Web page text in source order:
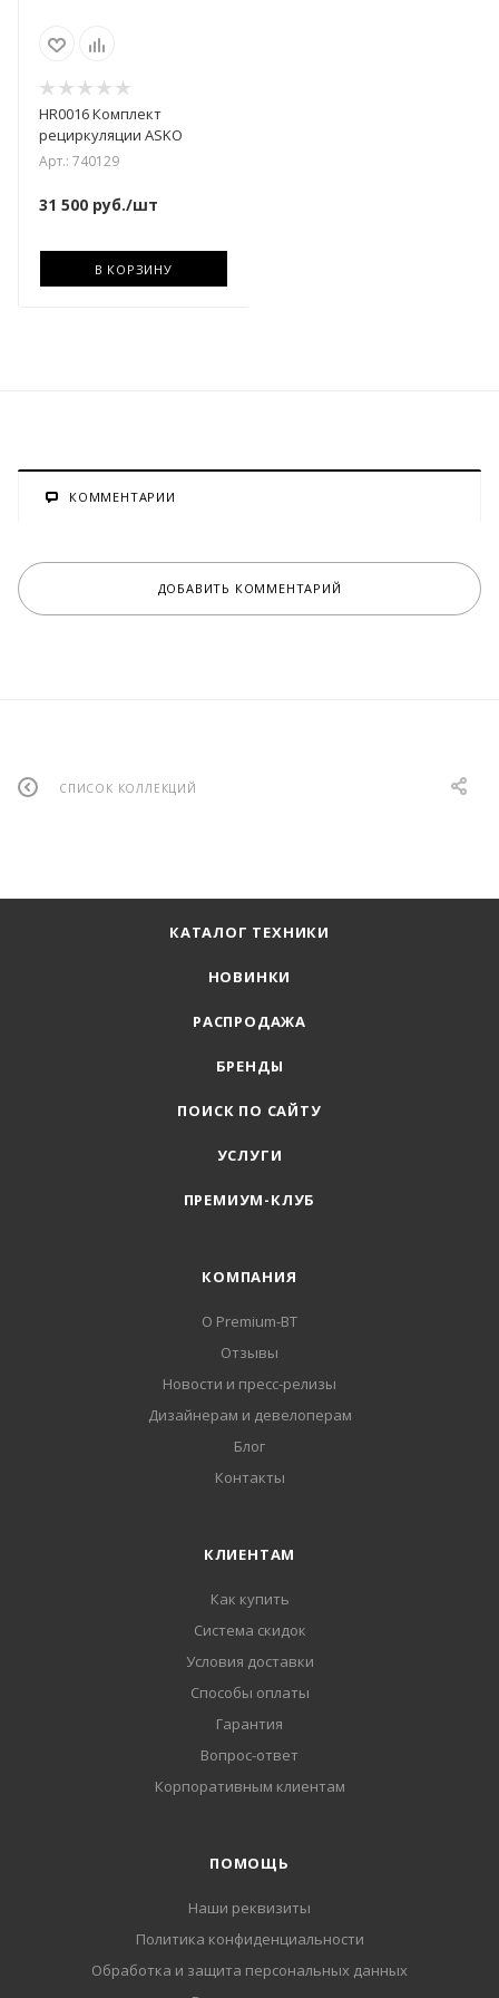
HR0016 Комплект
рециркуляции ASKO
Арт.: 740129
31 500 руб./шт
В КОРЗИНУ
КОММЕНТАРИИ
ДОБАВИТЬ КОММЕНТАРИЙ
СПИСОК КОЛЛЕКЦИЙ
КАТАЛОГ ТЕХНИКИ
НОВИНКИ
РАСПРОДАЖА
БРЕНДЫ
ПОИСК ПО САЙТУ
УСЛУГИ
ПРЕМИУМ-КЛУБ
КОМПАНИЯ
О Premium-BT
Отзывы
Новости и пресс-релизы
Дизайнерам и девелоперам
Блог
Контакты
КЛИЕНТАМ
Как купить
Система скидок
Условия доставки
Способы оплаты
Гарантия
Вопрос-ответ
Корпоративным клиентам
ПОМОЩЬ
Наши реквизиты
Политика конфиденциальности
Обработка и защита персональных данных